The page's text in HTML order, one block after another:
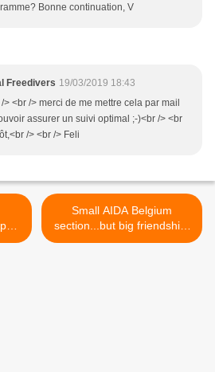
Bonne continuation, V
Freedivers 19/03/2019 18:43
> <br /> merci de me mettre cela par mail
assurer un suivi optimal ;-)<br /> <br
/> <br /> Feli
Small AIDA Belgium
section...but big friendship!
>